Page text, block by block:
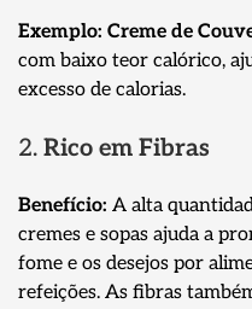
Exemplo: Creme de
com baixo teor calórico,
excesso de calorias.
2. Rico em Fibras
Benefício: A alta
cremes e sopas ajuda a
fome e os desejos por
refeições. As fibras